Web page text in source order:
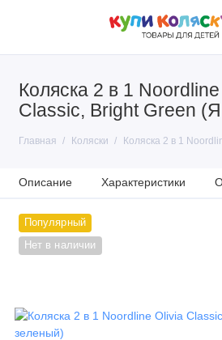
Коляска 2 в 1
Classic, Bright Green
Главная Коляски Коляска 2 в 1
Описание Характеристики
Популярный
Нет в наличии